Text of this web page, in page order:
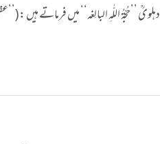
’’حُجّۃُ اللّٰہِ البالِغہ‘‘ میں فرماتے